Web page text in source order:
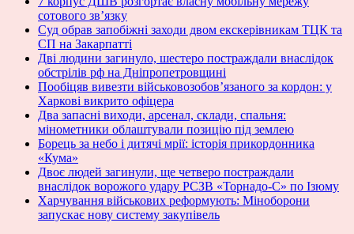
сотового зв’язку
Суд обрав запобіжні заходи двом екскерівникам ТЦК та
СП на Закарпатті
Дві людини загинуло, шестеро постраждали внаслідок
обстрілів рф на Дніпропетровщині
Пообіцяв вивезти військовозобов’язаного за кордон: у
Харкові викрито офіцера
Два запасні виходи, арсенал, склади, спальня:
мінометники облаштували позицію під землею
Борець за небо і дитячі мрії: історія прикордонника
«Кума»
Двоє людей загинули, ще четверо постраждали
внаслідок ворожого удару РСЗВ «Торнадо-С» по Ізюму
Харчування військових реформують: Міноборони
запускає нову систему закупівель